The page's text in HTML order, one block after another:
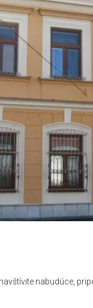
nabudúce,